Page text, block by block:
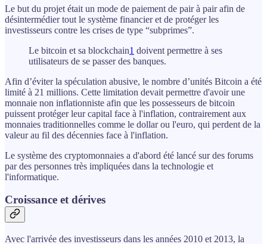
Le but du projet était un mode de paiement de pair à pair afin de
désintermédier tout le système financier et de protéger les
investisseurs contre les crises de type “subprimes”.
Le bitcoin et sa blockchain1 doivent permettre à ses
utilisateurs de se passer des banques.
Afin d’éviter la spéculation abusive, le nombre d’unités Bitcoin a été
limité à 21 millions. Cette limitation devait permettre d'avoir une
monnaie non inflationniste afin que les possesseurs de bitcoin
puissent protéger leur capital face à l'inflation, contrairement aux
monnaies traditionnelles comme le dollar ou l'euro, qui perdent de la
valeur au fil des décennies face à l'inflation.
Le système des cryptomonnaies a d'abord été lancé sur des forums
par des personnes très impliquées dans la technologie et
l'informatique.
Croissance et dérives
Avec l'arrivée des investisseurs dans les années 2010 et 2013, la